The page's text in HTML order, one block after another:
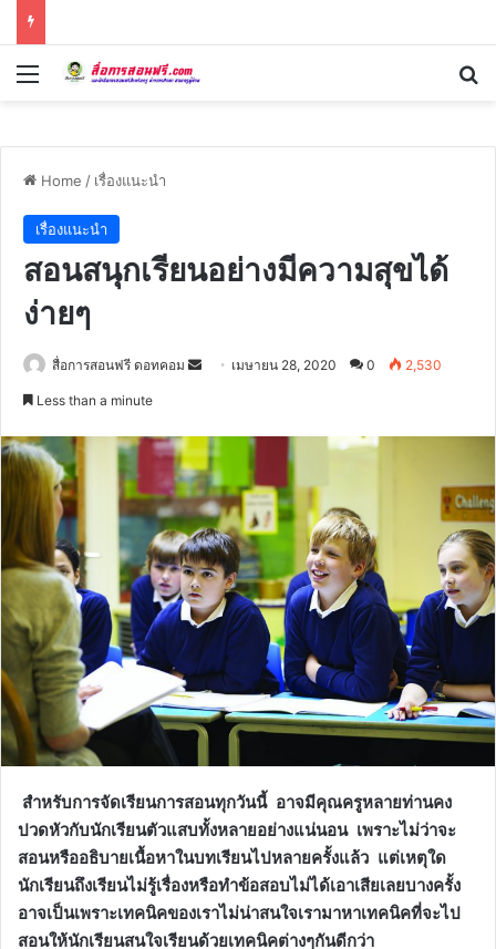
Menu
Home / เรื่องแนะนำ
เรื่องแนะนำ
สอนสนุกเรียนอย่างมีความสุขได้
ง่ายๆ
สื่อการสอนฟรี ดอทคอม
Send เมษายน 28, 2020 0 2,530
Less than a minute
สำหรับการจัดเรียนการสอนทุกวันนี้ อาจมีคุณครูหลายท่านคง
ปวดหัวกับนักเรียนตัวแสบทั้งหลายอย่างแน่นอน เพราะไม่ว่าจะ
สอนหรืออธิบายเนื้อหาในบทเรียนไปหลายครั้งแล้ว แต่เหตุใด
นักเรียนถึงเรียนไม่รู้เรื่องหรือทำข้อสอบไม่ได้เอาเสียเลยบางครั้ง
อาจเป็นเพราะเทคนิคของเราไม่น่าสนใจเรามาหาเทคนิคที่จะไป
สอนให้นักเรียนสนใจเรียนด้วยเทคนิคต่างๆกันดีกว่า